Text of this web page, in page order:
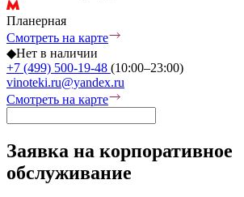
Планерная
Смотреть на карте
◆Нет в наличии
+7 (499) 500-19-48 (10:00–23:00)
vinoteki.ru@yandex.ru
Смотреть на карте
Заявка на корпоративное
обслуживание